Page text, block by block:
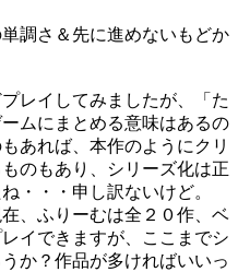
調さ＆先に進めないもどか
レイしてみましたが、「た
ムにまとめる意味はあるの
あれば、本作のようにクリ
のもあり、シリーズ化は正
・・・申し訳ないけど。
、ふりーむは全２０作、ベ
イできますが、ここまでシ
か？作品が多ければいいっ